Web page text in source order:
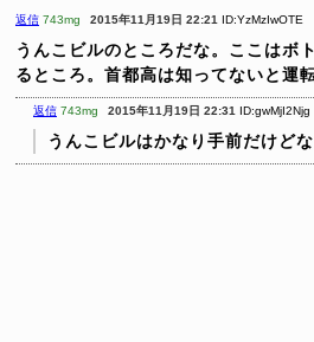
返信 743mg 2015年11月19日 22:21 ID:YzMzIwOTE
うんこビルのところだな。ここはボ
るところ。首都高は知ってないと運
返信 743mg 2015年11月19日 22:31 ID:gwMjI2Njg
うんこビルはかなり手前だけどな